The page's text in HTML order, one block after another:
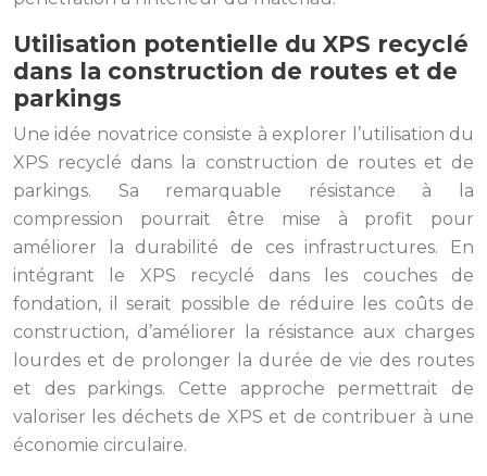
Utilisation potentielle du XPS recyclé
dans la construction de routes et de
parkings
Une idée novatrice consiste à explorer l’utilisation du
XPS recyclé dans la construction de routes et de
parkings. Sa remarquable résistance à la
compression pourrait être mise à profit pour
améliorer la durabilité de ces infrastructures. En
intégrant le XPS recyclé dans les couches de
fondation, il serait possible de réduire les coûts de
construction, d’améliorer la résistance aux charges
lourdes et de prolonger la durée de vie des routes
et des parkings. Cette approche permettrait de
valoriser les déchets de XPS et de contribuer à une
économie circulaire.